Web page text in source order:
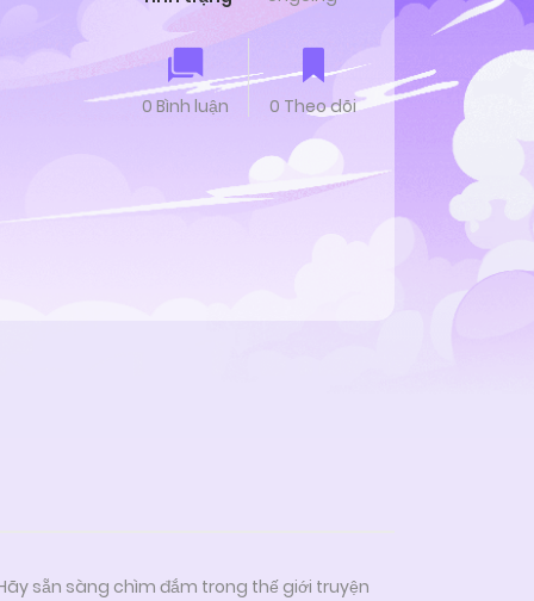
0 Bình luận 0 Theo dõi
sẵn sàng chìm đắm trong thế giới truyện